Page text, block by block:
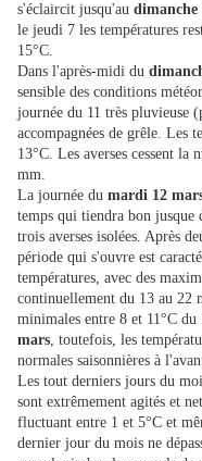
s'éclaircit jusqu'au dimanche
le jeudi 7 les températures
15°C.
Dans l'après-midi du
sensible des conditions
journée du 11 très pluvieuse
accompagnées de grêle. Les
13°C. Les averses cessent
mm.
La journée du mardi 12
temps qui tiendra bon jusque
trois averses isolées. Après
période qui s'ouvre est
températures, avec des
continuellement du 13 au 22
minimales entre 8 et 11°C
mars, toutefois, les
normales saisonnières à
Les tout derniers jours du
sont extrêmement agités et
fluctuant entre 1 et 5°C et
dernier jour du mois ne